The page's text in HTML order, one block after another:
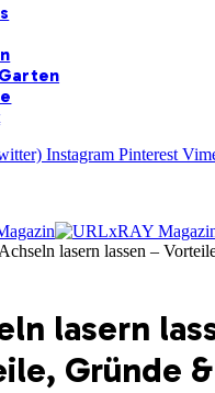
Instagram Pinterest
Achseln lasern lassen –
lasern
Gründe